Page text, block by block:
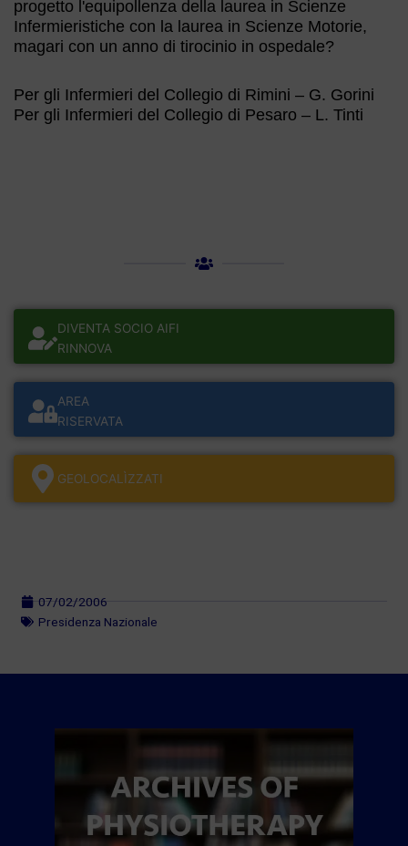
progetto l'equipollenza della laurea in Scienze
Infermieristiche con la laurea in Scienze Motorie,
magari con un anno di tirocinio in ospedale?
Per gli Infermieri del Collegio di Rimini – G. Gorini
Per gli Infermieri del Collegio di Pesaro – L. Tinti
DIVENTA SOCIO AIFI
RINNOVA
AREA
RISERVATA
GEOLOCALÌZZATI
07/02/2006
Presidenza Nazionale